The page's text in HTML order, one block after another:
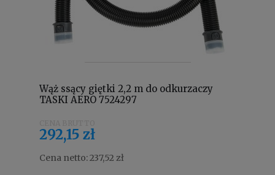
Wąż ssący giętki 2,2 m do odkurzaczy
TASKI AERO 7524297
292,15 zł
Cena netto:237,52 zł